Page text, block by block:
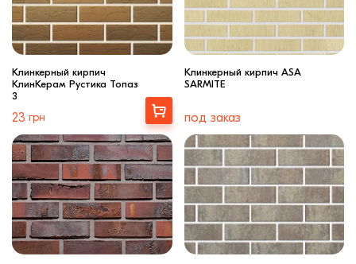
Клинкерный кирпич
КлинКерам Рустика Топаз
3
23 грн
Выбрать
Клинкерный кирпич ASA
SARMITE
под заказ